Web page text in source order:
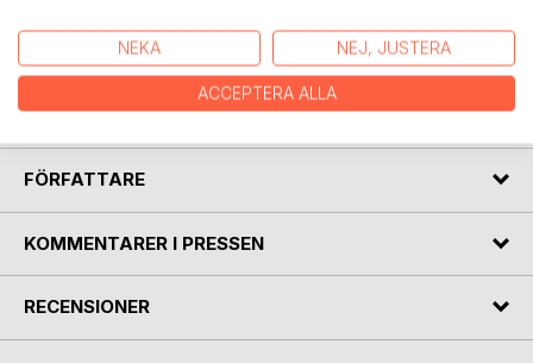
mystiken tätnar. Snart dras hon oundvikligen in i något hon
aldrig kunnat föreställa sig, en värld där människors
mörkaste sidor avslöjas och där ingenting är som det
verkar.
FÖRFATTARE
KOMMENTARER I PRESSEN
RECENSIONER
NEKA NEJ, JUSTERA
ACCEPTERA ALLA